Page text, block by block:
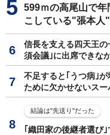
599ｍの高尾山で
こしている"張本人"
信長を支える四天王
須会議｣に出席できな
不足すると｢うつ病｣
ために欠かせないスー
結論は"先送り"だった
｢織田家の後継者選び